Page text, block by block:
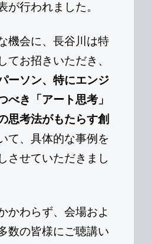
が行われました。
機会に、長谷川は特
てお招きいただき、
ーソン、特にエンジ
べき「アート思考」
思考法がもたらす創
て、具体的な事例を
させていただきまし
かわらず、会場およ
数の皆様にご聴講い